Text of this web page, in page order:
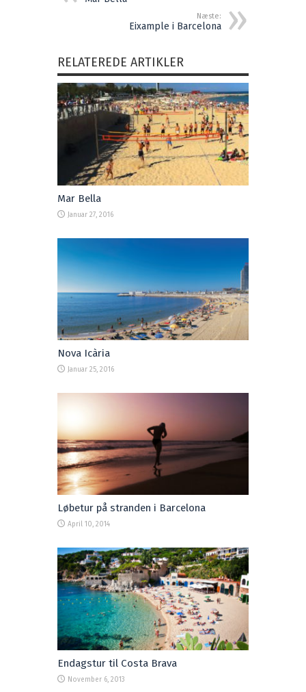
Næste:
Eixample i Barcelona
RELATEREDE ARTIKLER
Mar Bella
Januar 27, 2016
Nova Icària
Januar 25, 2016
Løbetur på stranden i Barcelona
April 10, 2014
Endagstur til Costa Brava
November 6, 2013